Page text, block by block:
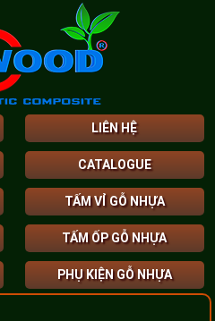
LIÊN HỆ
CATALOGUE
TẤM VỈ GỖ NHỰA
TẤM ỐP GỖ NHỰA
PHỤ KIỆN GỖ NHỰA